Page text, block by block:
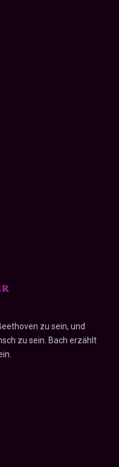
zu sein, und
zu sein. Bach erzählt